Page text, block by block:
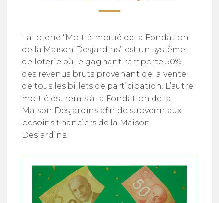
La loterie ‘’Moitié-moitié de la Fondation
de la Maison Desjardins’’ est un système
de loterie où le gagnant remporte 50%
des revenus bruts provenant de la vente
de tous les billets de participation. L’autre
moitié est remis à la Fondation de la
Maison Desjardins afin de subvenir aux
besoins financiers de la Maison
Desjardins.